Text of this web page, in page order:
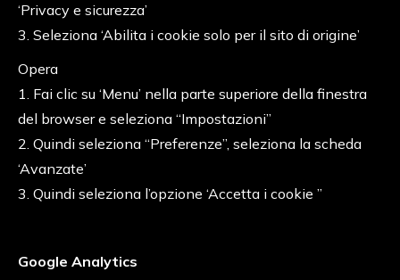
‘Privacy e sicurezza’
3. Seleziona ‘Abilita i cookie solo per il sito di origine’
Opera
1. Fai clic su ‘Menu’ nella parte superiore della finestra
del browser e seleziona “Impostazioni”
2. Quindi seleziona “Preferenze”, seleziona la scheda
‘Avanzate’
3. Quindi seleziona l’opzione ‘Accetta i cookie ”
Google Analytics